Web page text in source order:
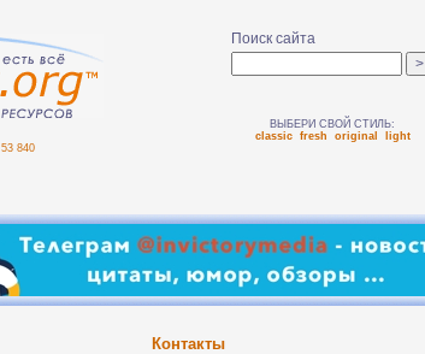
53 840
Поиск сайта
ВЫБЕРИ СВОЙ СТИЛЬ:
classic
fresh original light
Контакты